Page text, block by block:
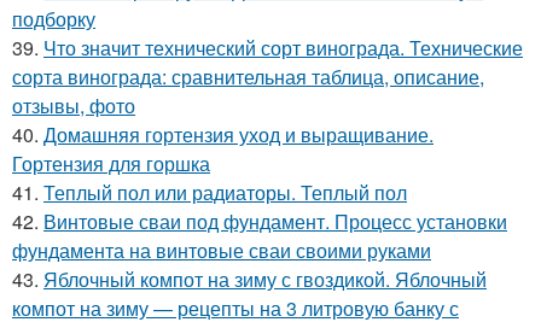
подборку
39. Что значит технический сорт винограда. Технические
сорта винограда: сравнительная таблица, описание,
отзывы, фото
40. Домашняя гортензия уход и выращивание.
Гортензия для горшка
41. Теплый пол или радиаторы. Теплый пол
42. Винтовые сваи под фундамент. Процесс установки
фундамента на винтовые сваи своими руками
43. Яблочный компот на зиму с гвоздикой. Яблочный
компот на зиму — рецепты на 3 литровую банку с